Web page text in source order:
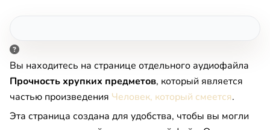
Вы находитесь на странице отдельного аудиофайла
Прочность хрупких предметов, который является
частью произведения Человек, который смеется.
Эта страница создана для удобства, чтобы вы могли